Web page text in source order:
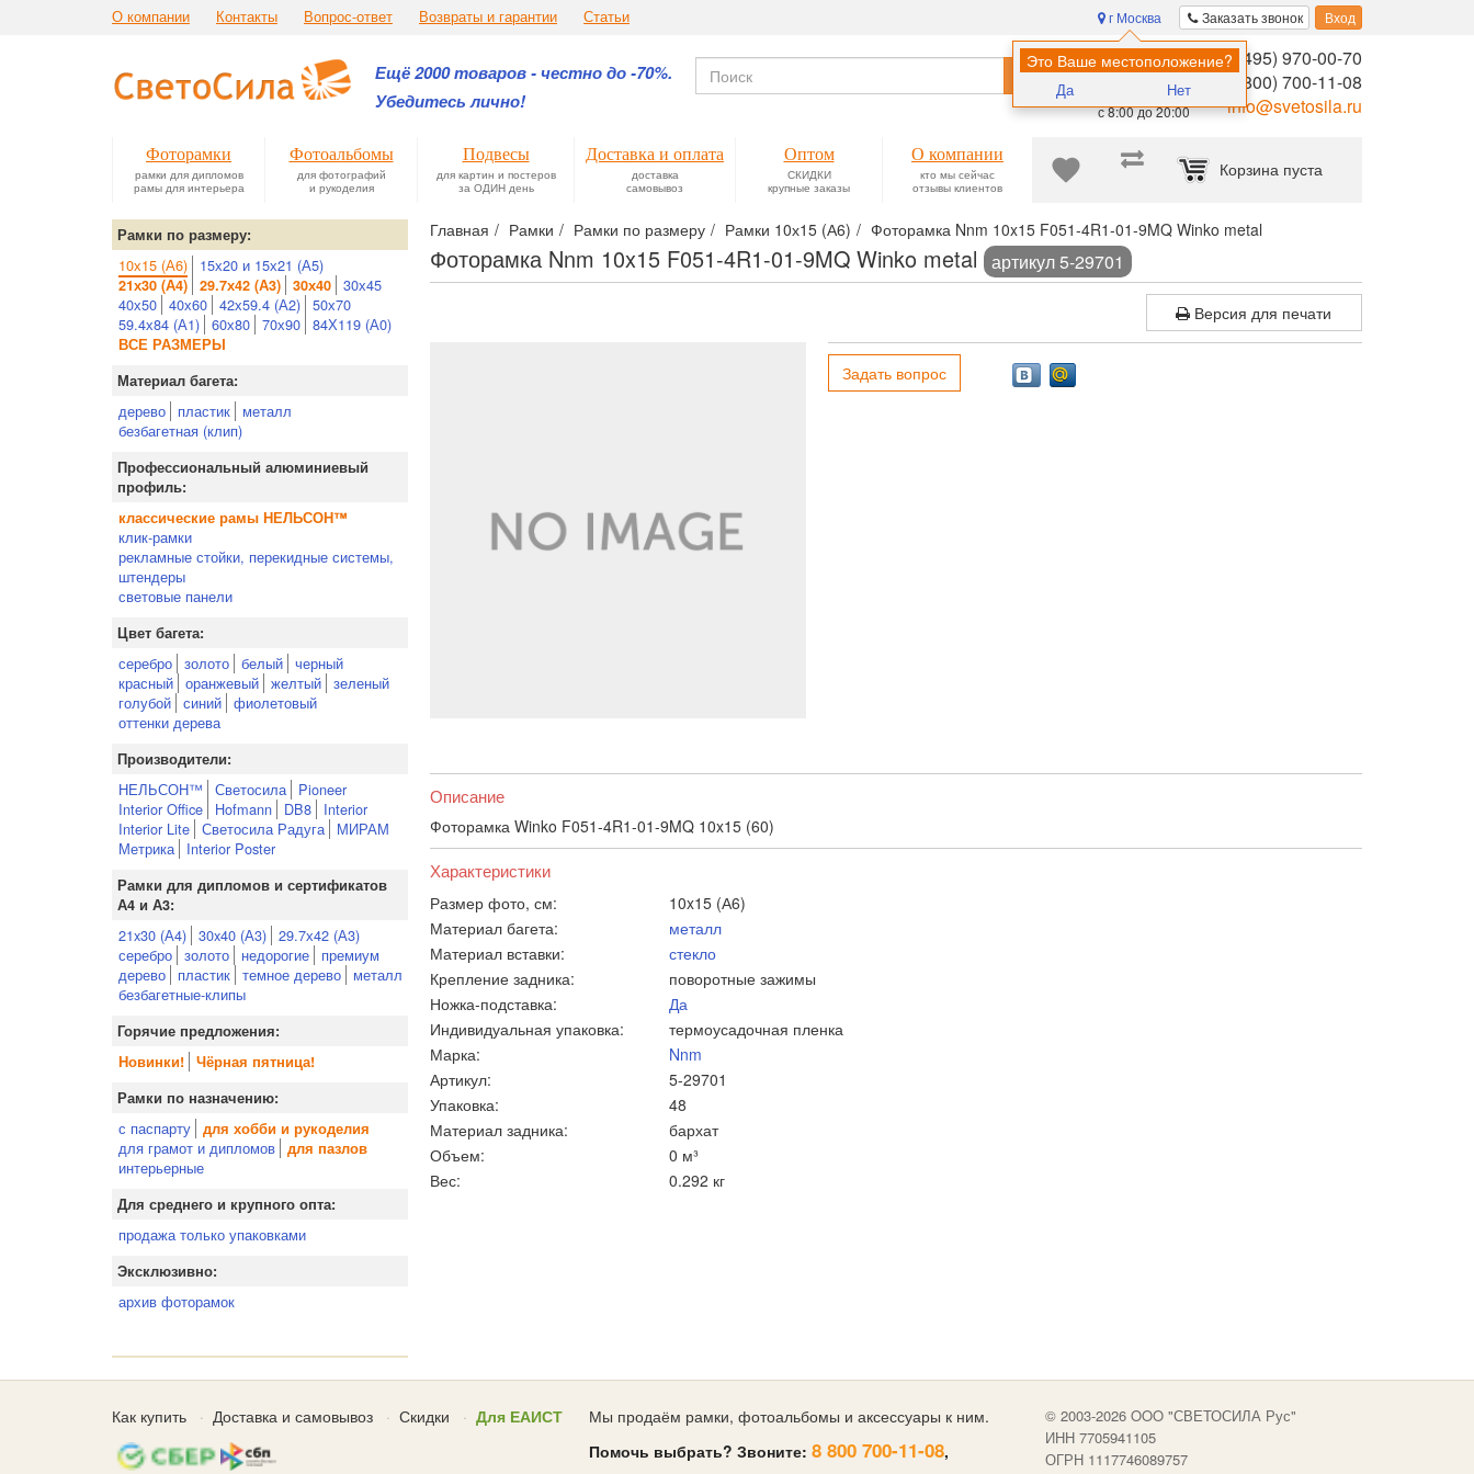
О компании Контакты Вопрос-ответ Возвраты и гарантии Статьи Заказать звонок Вход
г Москва
Это Ваше местоположение?
Да Нет
Ещё 2000 товаров - честно до -70%.
Убедитесь лично!
Помощь в
выборе:
Ежедневно,
с 8:00 до 20:00
8 (495) 970-00-70
8 (800) 700-11-08
info@svetosila.ru
Найти
Корзина пуста
Фоторамки
рамки для дипломов
рамы для интерьера
Фотоальбомы
для фотографий
и рукоделия
Подвесы
для картин и постеров
за ОДИН день
Доставка и оплата
доставка
самовывоз
Оптом
СКИДКИ
крупные заказы
О компании
кто мы сейчас
отзывы клиентов
Главная Рамки Рамки по размеру Рамки 10х15 (А6) Фоторамка Nnm 10x15 F051-4R1-01-9MQ Winko metal
Фоторамка Nnm 10x15 F051-4R1-01-9MQ Winko metal артикул 5-29701
Рамки по размеру:
10х15 (А6) 15х20 и 15х21 (А5)
21х30 (А4) 29.7х42 (А3) 30х40
30х45
40х50 40х60 42х59.4 (А2) 50х70
59.4х84 (А1) 60х80 70х90 84Х119 (А0)
ВСЕ РАЗМЕРЫ
Материал багета:
дерево пластик
металл
безбагетная (клип)
Профессиональный алюминиевый
профиль:
классические рамы НЕЛЬСОН™
клик-рамки
рекламные стойки, перекидные системы,
штендеры
световые панели
Цвет багета:
серебро золото белый черный
красный оранжевый желтый зеленый
голубой синий фиолетовый
оттенки дерева
Производители:
НЕЛЬСОН™ Светосила
Pioneer
Interior Office
Hofmann DB8
Interior
Interior Lite Светосила Радуга
МИРАМ
Метрика
Interior Poster
Рамки для дипломов и сертификатов
А4 и А3:
21x30 (А4) 30x40 (А3) 29.7х42 (А3)
серебро золото недорогие
премиум
дерево
пластик темное дерево
металл
безбагетные-клипы
Горячие предложения:
Новинки!
Чёрная пятница!
Рамки по назначению:
с паспарту для хобби и рукоделия
для грамот и дипломов для пазлов
интерьерные
Для среднего и крупного опта:
продажа только упаковками
Эксклюзивно:
архив фоторамок
Версия для печати
Задать вопрос
Описание
Фоторамка Winko F051-4R1-01-9MQ 10x15 (60)
Характеристики
Размер фото, см:
10x15 (А6)
Материал багета:
металл
Материал вставки:
стекло
Крепление задника:
поворотные зажимы
Ножка-подставка:
Да
Индивидуальная упаковка:
термоусадочная пленка
Марка:
Nnm
Артикул:
5-29701
Упаковка:
48
Материал задника:
бархат
Объем:
0 м³
Вес:
0.292 кг
Как купить Доставка и самовывоз Скидки Для ЕАИСТ
Мы продаём рамки, фотоальбомы и аксессуары к ним.
Помочь выбрать? Звоните: 8 800 700-11-08,
© 2003-2026 OOO "СВЕТОСИЛА Рус"
ИНН 7705941105
ОГРН 1117746089757